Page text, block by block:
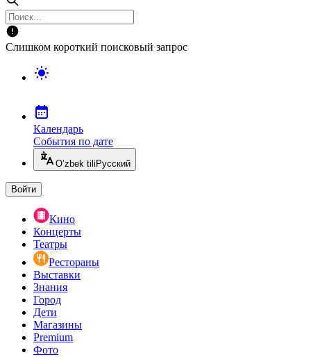
Слишком короткий поисковый запрос
Календарь
События по дате
O’zbek tili Русский
Войти
Кино
Концерты
Театры
Рестораны
Выставки
Знания
Город
Дети
Магазины
Premium
Фото